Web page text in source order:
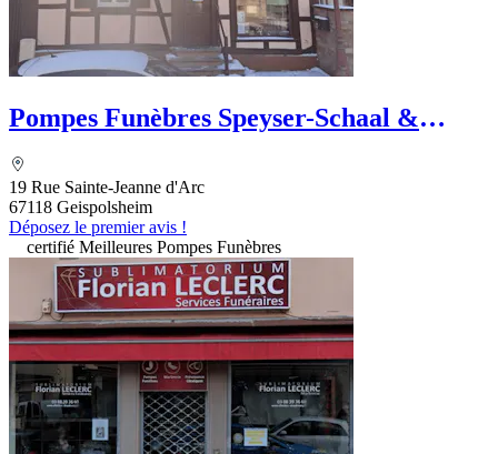
Pompes Funèbres Speyser-Schaal &
19 Rue Sainte-Jeanne d'Arc
67118 Geispolsheim
Déposez le premier avis !
certifié Meilleures Pompes Funèbres